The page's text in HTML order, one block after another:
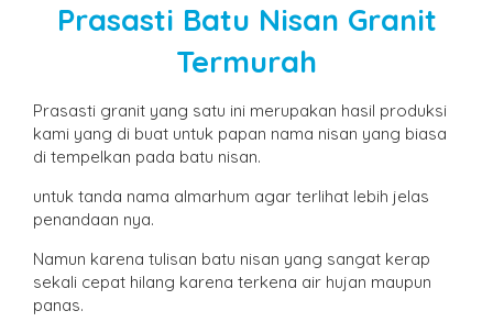
Prasasti Batu Nisan Granit
Termurah
Prasasti granit yang satu ini merupakan hasil produksi
kami yang di buat untuk papan nama nisan yang biasa
di tempelkan pada batu nisan.
untuk tanda nama almarhum agar terlihat lebih jelas
penandaan nya.
Namun karena tulisan batu nisan yang sangat kerap
sekali cepat hilang karena terkena air hujan maupun
panas.